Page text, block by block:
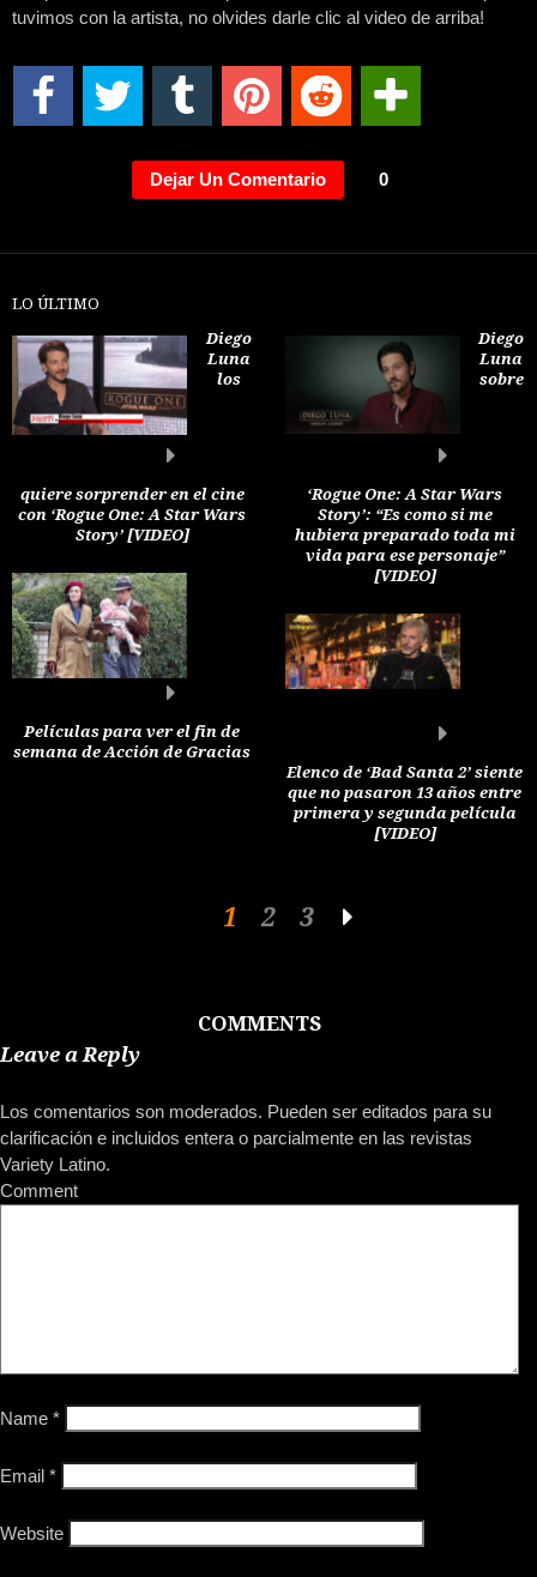
tuvimos con la artista, no olvides darle clic al video de arriba!
Dejar Un Comentario 0
LO ÚLTIMO
1 2 3
Diego
Luna
los
quiere sorprender en el cine
con ‘Rogue One: A Star Wars
Story’ [VIDEO]
Diego
Luna
sobre
‘Rogue One: A Star Wars
Story’: “Es como si me
hubiera preparado toda mi
vida para ese personaje”
[VIDEO]
Películas para ver el fin de
semana de Acción de Gracias
Elenco de ‘Bad Santa 2’ siente
que no pasaron 13 años entre
primera y segunda película
[VIDEO]
COMMENTS
Leave a Reply
Los comentarios son moderados. Pueden ser editados para su
clarificación e incluidos entera o parcialmente en las revistas
Variety Latino.
Comment
Name *
Email *
Website